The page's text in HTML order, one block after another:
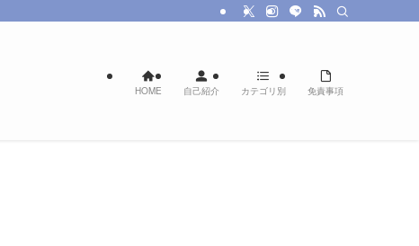
HOME 自己紹介 カテゴリ別 免責事項